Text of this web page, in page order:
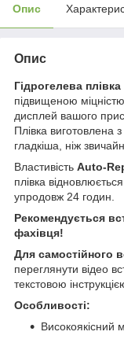
Опис
Опис
Гідрогелева
підвищеною
дисплей вашого
Плівка виготовлена
гладкіша, ніж
Властивість Auto-
плівка
упродовж 24 годин.
Рекомендується
фахівця!
Для самостійного
переглянути відео
текстовою
Особливості:
Високоякісний